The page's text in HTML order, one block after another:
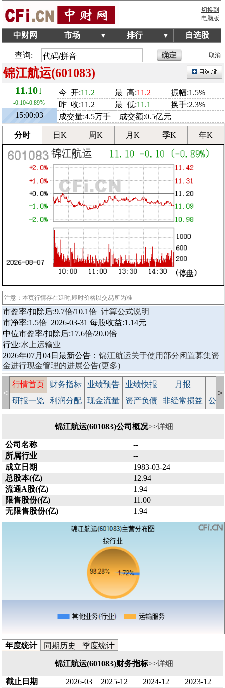
切换到
电脑版
中财网 市场 ▼ 排行 ▼ 自选股
查询: 取消
锦江航运(601083)
11.10↓
-0.10/-0.89%
15:00:03
今 开:11.2 最 高:11.2
振幅:1.5%
昨 收:11.2
最 低:11.1
换手:2.3%
成交量:4.5万手 成交额:0.5亿元
分时 日K 周K 月K 季K 年K
注意：本页行情存在延时,即时价格以交易所为准
市盈率/扣除后:9.7倍/10.1倍 计算公式说明
市净率:1.5倍 2026-03-31 每股收益:1.14元
中位市盈率/扣除后:17.6倍/20.0倍
行业:水上运输业
2026年07月04日最新公告： 锦江航运关于使用部分闲置募集资
金进行现金管理的进展公告(更多)
<
行情首页 财务指标 业绩预告 业绩快报 月报
研报一览
利润分配 现金流量 资产负债 非经常损益 公
>
锦江航运(601083)公司概况>>详细
公司名称
--
所属行业
--
成立日期
1983-03-24
总股本(亿)
12.94
流通A股(亿)
1.94
限售股份(亿)
11.00
无限售股份(亿)
1.94
年度统计 同期历史 季度统计
锦江航运(601083)财务指标>>详细
截止日期 2026-03 2025-12 2024-12
2023-12